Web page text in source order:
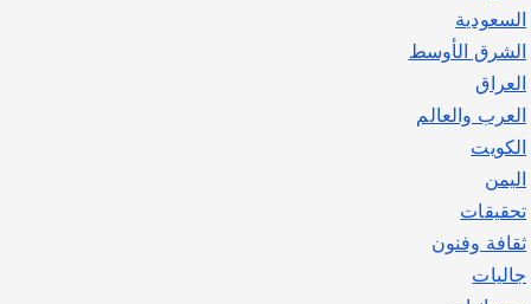
السعودية
الشرق الأوسط
العراق
العرب والعالم
الكويت
اليمن
تحقيقات
ثقافة وفنون
جاليات